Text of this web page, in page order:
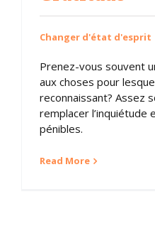
Changer d'état d'esprit
Prenez-vous souvent
aux choses pour
reconnaissant? Assez
remplacer l’inquiétude
pénibles.
Read More